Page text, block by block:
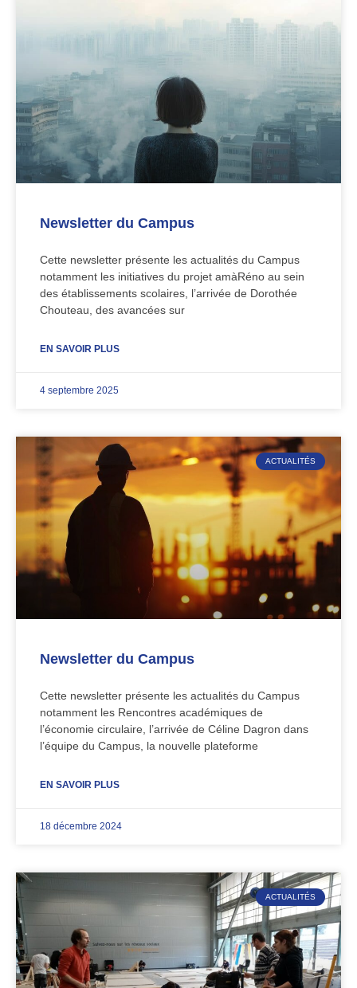
Newsletter du Campus
Cette newsletter présente les actualités du Campus
notamment les initiatives du projet amàRéno au sein
des établissements scolaires, l’arrivée de Dorothée
Chouteau, des avancées sur
EN SAVOIR PLUS
4 septembre 2025
ACTUALITÉS
Newsletter du Campus
Cette newsletter présente les actualités du Campus
notamment les Rencontres académiques de
l’économie circulaire, l’arrivée de Céline Dagron dans
l’équipe du Campus, la nouvelle plateforme
EN SAVOIR PLUS
18 décembre 2024
ACTUALITÉS